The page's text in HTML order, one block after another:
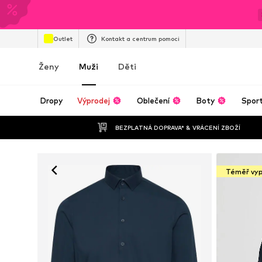
Outlet Kontakt a centrum pomoci
Ženy Muži Děti
Dropy Výprodej Oblečení Boty Sport
BEZPLATNÁ DOPRAVA* & VRÁCENÍ ZBOŽÍ
Téměř